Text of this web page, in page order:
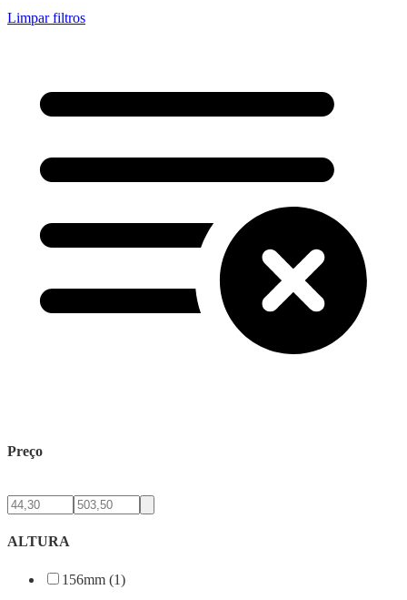
Limpar filtros
Preço
ALTURA
156mm (1)